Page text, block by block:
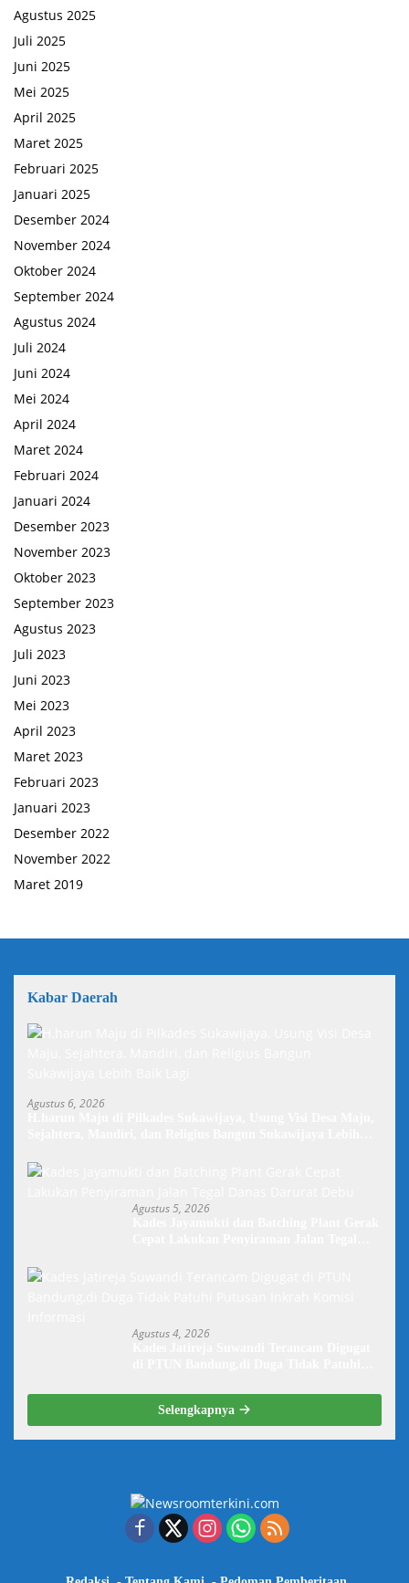
Agustus 2025
Juli 2025
Juni 2025
Mei 2025
April 2025
Maret 2025
Februari 2025
Januari 2025
Desember 2024
November 2024
Oktober 2024
September 2024
Agustus 2024
Juli 2024
Juni 2024
Mei 2024
April 2024
Maret 2024
Februari 2024
Januari 2024
Desember 2023
November 2023
Oktober 2023
September 2023
Agustus 2023
Juli 2023
Juni 2023
Mei 2023
April 2023
Maret 2023
Februari 2023
Januari 2023
Desember 2022
November 2022
Maret 2019
Kabar Daerah
Agustus 6, 2026
Agustus 5, 2026
Agustus 4, 2026
Selengkapnya